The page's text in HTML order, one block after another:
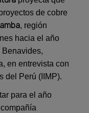
de cobre
, región
hacia el año
Benavides,
en entrevista con
del Perú (IIMP).
para el año